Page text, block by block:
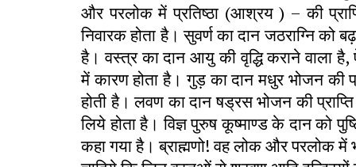
और परलोक में प्रतिष्ठा (आश्रय ) – की
निवारक होता है। सुवर्ण का दान जठराग्नि को
है। वस्त्र का दान आयु की वृद्धि कराने वाला
में कारण होता है। गुड़ का दान मधुर भोजन की
होती है। लवण का दान षड्रस भोजन की
लिये होता है। विज्ञ पुरुष कूष्माण्ड के दान को
कहा गया है। ब्राह्मणो! वह लोक और परलोक में